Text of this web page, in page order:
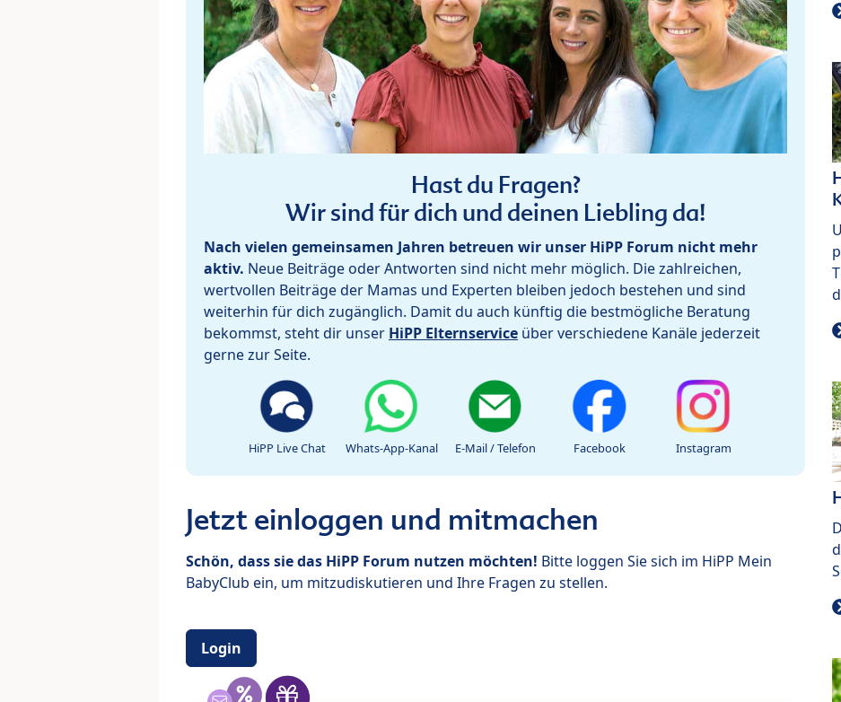
Hast du Fragen?
Wir sind für dich und deinen Liebling da!
Nach vielen gemeinsamen Jahren betreuen wir unser HiPP Forum nicht mehr
aktiv. Neue Beiträge oder Antworten sind nicht mehr möglich. Die zahlreichen,
wertvollen Beiträge der Mamas und Experten bleiben jedoch bestehen und sind
weiterhin für dich zugänglich. Damit du auch künftig die bestmögliche Beratung
bekommst, steht dir unser HiPP Elternservice über verschiedene Kanäle jederzeit
gerne zur Seite.
HiPP Live Chat Whats-App-Kanal E-Mail / Telefon Facebook Instagram
Jetzt einloggen und mitmachen
Schön, dass sie das HiPP Forum nutzen möchten! Bitte loggen Sie sich im HiPP Mein
BabyClub ein, um mitzudiskutieren und Ihre Fragen zu stellen.
Login